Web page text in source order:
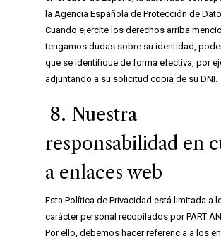
la Agencia Española de Protección de
Cuando ejercite los derechos arriba
tengamos dudas sobre su identidad,
que se identifique de forma efectiva, por
adjuntando a su solicitud copia de su DNI.
8. Nuestra
responsabilidad en
a enlaces web
Esta Política de Privacidad está limitada a
carácter personal recopilados por PART
Por ello, debemos hacer referencia a los